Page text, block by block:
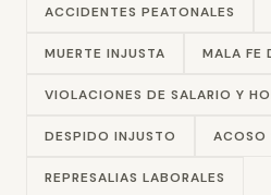
ACCIDENTES PEATONALES
MUERTE INJUSTA MALA FE
VIOLACIONES DE SALARIO Y
DESPIDO INJUSTO ACOSO
REPRESALIAS LABORALES